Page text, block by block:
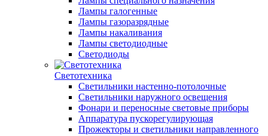
Лампы галогенные
Лампы газоразрядные
Лампы накаливания
Лампы светодиодные
Светодиоды
Светотехника
Светильники настенно-потолочные
Светильники наружного освещения
Фонари и переносные световые приборы
Аппаратура пускорегулирующая
Прожекторы и светильники направленного